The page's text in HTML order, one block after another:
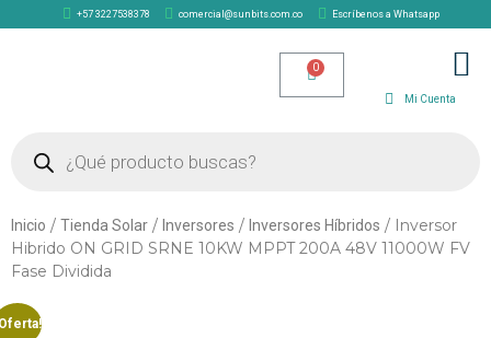
+57 3227538378 comercial@sunbits.com.co Escríbenos a Whatsapp
Mi Cuenta
Inicio / Tienda Solar / Inversores / Inversores Híbridos / Inversor
Hibrido ON GRID SRNE 10KW MPPT 200A 48V 11000W FV
Fase Dividida